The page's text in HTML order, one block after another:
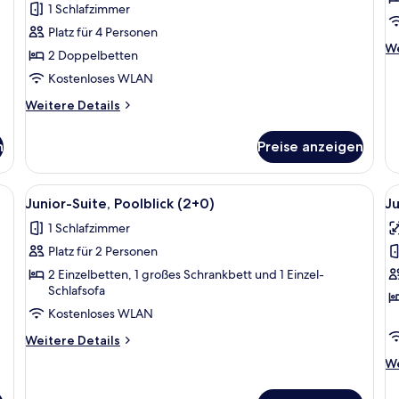
(3+1
Renovated)
anzeigen
1 Schlafzimmer
Platz für 4 Personen
2 Doppelbetten
Kostenloses WLAN
Weitere Details
Weitere
Zimmer,
Meerblick
(3+1
Preise anzeigen
Flachbildfernseher, Holzvertäfelung, Essbereich, einer Küchenzeile und
Alle
Fotos
für
Junior-
Suite,
Poolblick
(2+0)
anzeigen
Ein Balkon mit Blick auf einen Pool,
13
Junior-Suite, Poolblick (2+0)
1 Schlafzimmer
Platz für 2 Personen
2 Einzelbetten, 1 großes Schrankbett und 1 Einzel-
Schlafsofa
Kostenloses WLAN
Weitere Details
Weitere